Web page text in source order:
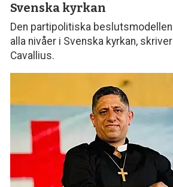
Svenska kyrkan
Den partipolitiska
alla nivåer i Svenska kyrkan,
Cavallius.